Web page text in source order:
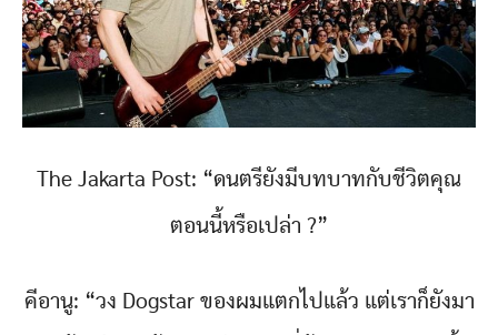
The Jakarta Post: “ดนตรียังมีบทบาทกับชีวิตคุณ
ตอนนี้หรือเปล่า ?”
คีอานู: “วง Dogstar ของผมแตกไปแล้ว แต่เราก็ยังมา